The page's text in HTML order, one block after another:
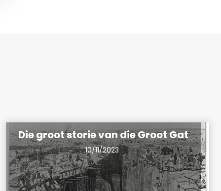
Die groot storie van die Groot Gat
10/11/2023